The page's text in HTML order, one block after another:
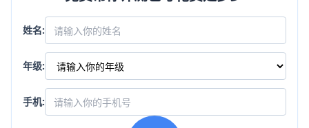
姓名:
年级:
手机: